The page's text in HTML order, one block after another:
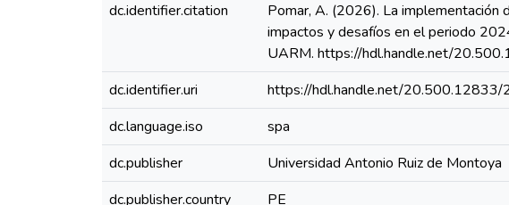
dc.identifier.citation
Pomar, A. (2026). La implementación
impactos y desafíos en el periodo
UARM. https://hdl.handle.net/
dc.identifier.uri
https://hdl.handle.net/20.500.12833/
dc.language.iso
spa
dc.publisher
Universidad Antonio Ruiz de Montoya
dc.publisher.country
PE